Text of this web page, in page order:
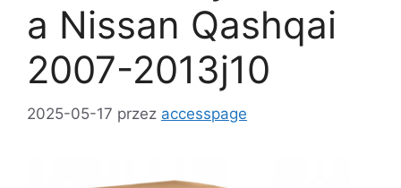
a Nissan Qashqai
2007-2013j10
2025-05-17 przez accesspage